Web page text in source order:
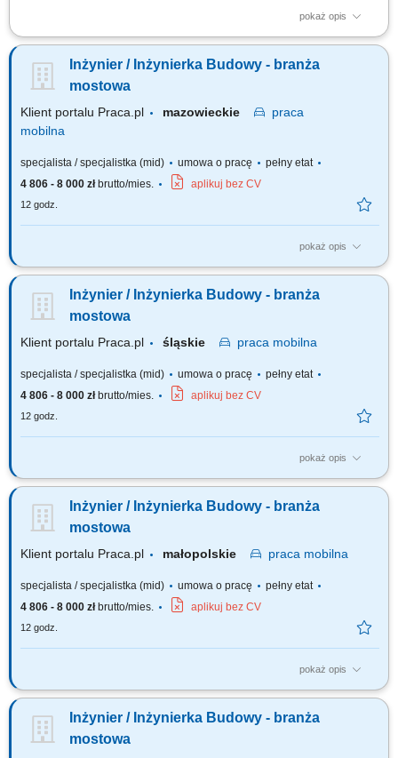
pokaż opis
Przygotowywanie i realizacja planu kontraktu we współpracy z klientem;
informacji projektowych; Współprowadzenie platformy wymiany informacji
i systemów obiegu dokumentacji; Ścisła współpraca z kierownikiem
Inżynier / Inżynierka Budowy - branża
mostowa
Klient portalu Praca.pl mazowieckie
praca
mobilna
specjalista / specjalistka (mid) umowa o pracę
pełny etat
4 806 - 8 000 złbrutto/mies. aplikuj bez CV
12 godz.
pokaż opis
Analiza dokumentacji projektowej. Współpraca z Kierownikiem Budowy.
dostawców. Opracowywanie i archiwizacja dokumentacji, kontrola
kosztów.
Inżynier / Inżynierka Budowy - branża
mostowa
Klient portalu Praca.pl śląskie praca mobilna
specjalista / specjalistka (mid) umowa o pracę
pełny etat
4 806 - 8 000 złbrutto/mies. aplikuj bez CV
12 godz.
pokaż opis
Analiza dokumentacji projektowej. Współpraca z Kierownikiem Budowy.
dostawców. Opracowywanie i archiwizacja dokumentacji, kontrola
kosztów.
Inżynier / Inżynierka Budowy - branża
mostowa
Klient portalu Praca.pl małopolskie praca mobilna
specjalista / specjalistka (mid) umowa o pracę
pełny etat
4 806 - 8 000 złbrutto/mies. aplikuj bez CV
12 godz.
pokaż opis
Analiza dokumentacji projektowej. Współpraca z Kierownikiem Budowy.
dostawców. Opracowywanie i archiwizacja dokumentacji, kontrola
kosztów.
Inżynier / Inżynierka Budowy - branża
mostowa